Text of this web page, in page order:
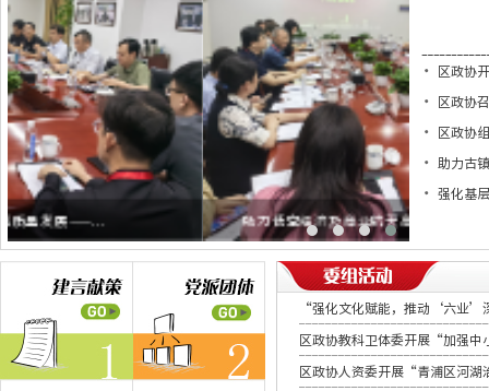
助力低空经济及商业航天高质量发展——...
区政协
区政协
区政协
助力古
强化基
“强化文化赋能，推动‘六业
区政协教科卫体委开展“加强
区政协人资委开展“青浦区河